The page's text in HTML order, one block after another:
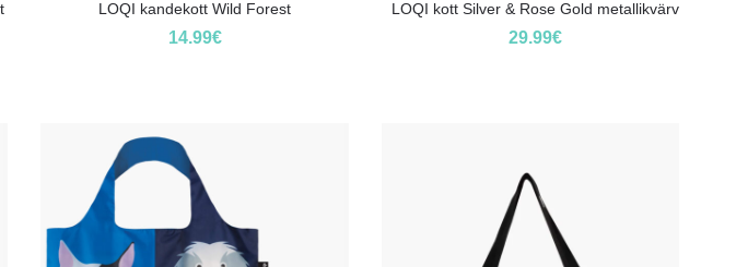
LOQI kandekott Wild Forest
14.99€
LOQI kott Silver & Rose Gold metallikvärv
29.99€